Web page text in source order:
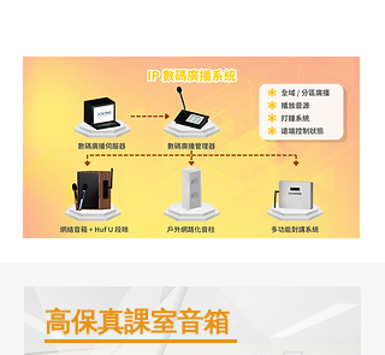
​高保真課室音箱